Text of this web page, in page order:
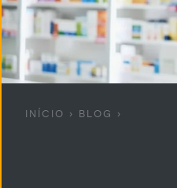
INÍCIO › BLOG ›